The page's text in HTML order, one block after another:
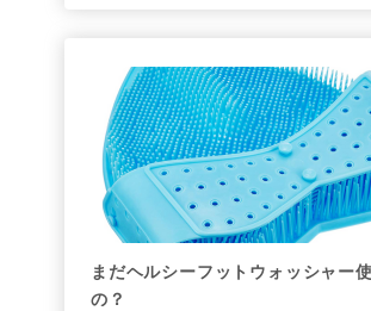
まだヘルシーフットウォッシャー
の？